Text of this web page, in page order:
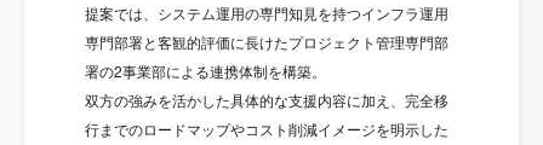
提案では、システム運用の専門知見を持つインフラ運用
専門部署と客観的評価に長けたプロジェクト管理専門部
署の2事業部による連携体制を構築。
双方の強みを活かした具体的な支援内容に加え、完全移
行までのロードマップやコスト削減イメージを明示した